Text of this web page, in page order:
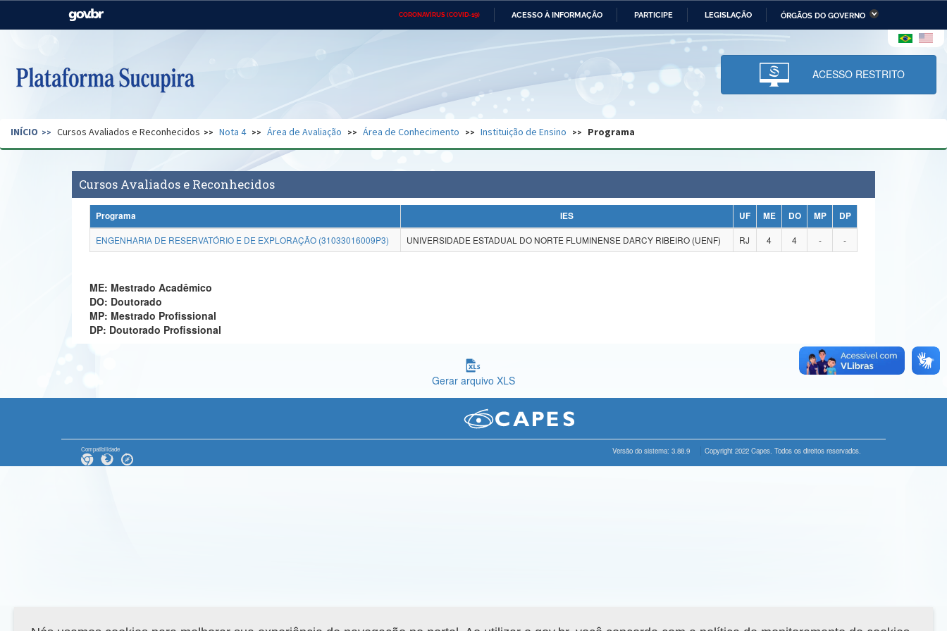
CORONAVÍRUS (COVID-19) ACESSO À INFORMAÇÃO PARTICIPE LEGISLAÇÃO ÓRGÃOS DO GOVERNO
Casa Civil Ministério das Relações Ministério da Economia Ministério da Infraestrutura
Pecuária e Abastecimento
Ministério da Ciência,
Tecnologia, Inovações e
Comunicações
Ministério do Desenvolvimento
Regional e dos Direitos Humanos
Secretaria de Governo Gabinete de Segurança Advocacia-Geral da União Banco Central do Brasil Planalto
ACESSO RESTRITO
INÍCIO Cursos Avaliados e Reconhecidos Nota 4 Área de Avaliação Área de Conhecimento Instituição de Ensino Programa
Cursos Avaliados e Reconhecidos
Programa IES UF ME DO MP
DP
ENGENHARIA DE RESERVATÓRIO E DE EXPLORAÇÃO (31033016009P3)
UNIVERSIDADE ESTADUAL DO NORTE FLUMINENSE DARCY RIBEIRO (UENF) RJ 4 4 - -
ME: Mestrado Acadêmico
DO: Doutorado
MP: Mestrado Profissional
DP: Doutorado Profissional
Gerar arquivo XLS
Compatibilidade Versão do sistema: 3.88.9 Copyright 2022 Capes. Todos os direitos reservados.